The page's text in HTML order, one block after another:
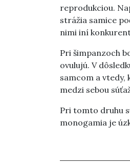
reprodukciou.
strážia samice
nimi iní
Pri šimpanzoch
ovulujú. V
samcom a vtedy,
medzi sebou
Pri tomto druhu
monogamia je